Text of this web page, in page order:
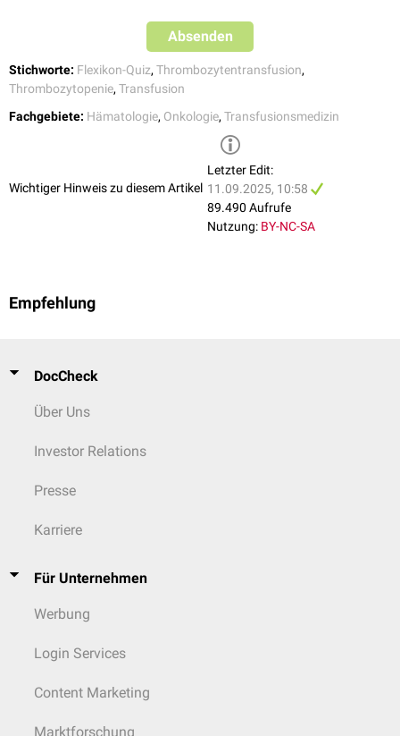
induzierte Thrombozytopenie zu behandeln.
Thrombozytopenie verboten sind, muss ein spezielles, i.v. verwendbares
Produkt eingesetzt werden.
Absenden
Stichworte: Flexikon-Quiz, Thrombozytentransfusion,
Thrombozytopenie, Transfusion
Fachgebiete: Hämatologie, Onkologie, Transfusionsmedizin
Wichtiger Hinweis zu diesem Artikel
Letzter Edit:
11.09.2025, 10:58
89.490 Aufrufe
Nutzung: BY-NC-SA
Empfehlung
DocCheck
Über Uns
Investor Relations
Presse
Karriere
Für Unternehmen
Werbung
Login Services
Content Marketing
Marktforschung